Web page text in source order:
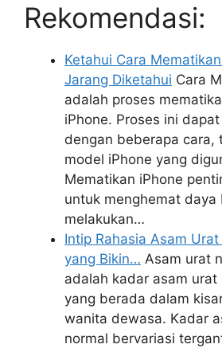
Rekomendasi:
Ketahui Cara
Jarang Diketahui Cara
adalah proses
iPhone. Proses ini
dengan beberapa cara,
model iPhone yang
Mematikan iPhone
untuk menghemat daya
melakukan…
Intip Rahasia Asam
yang Bikin… Asam urat
adalah kadar asam urat
yang berada dalam
wanita dewasa. Kadar
normal bervariasi